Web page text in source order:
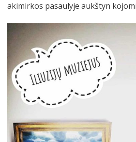
akimirkos pasaulyje aukštyn